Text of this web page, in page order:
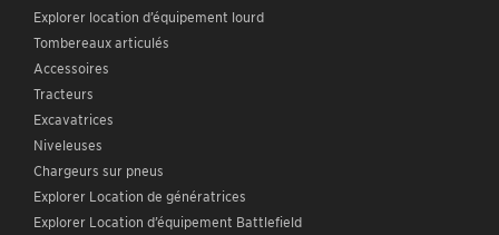
Explorer location d’équipement lourd
Tombereaux articulés
Accessoires
Tracteurs
Excavatrices
Niveleuses
Chargeurs sur pneus
Explorer Location de génératrices
Explorer Location d’équipement Battlefield